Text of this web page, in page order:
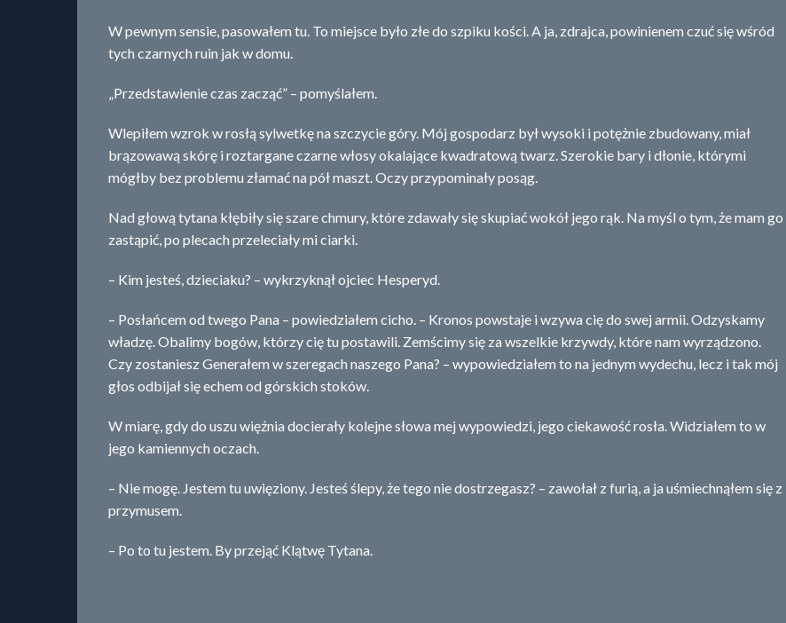
W pewnym sensie, pasowałem tu. To miejsce było złe do szpiku kości. A ja, zdrajca, powinienem czuć się wśród
tych czarnych ruin jak w domu.
„Przedstawienie czas zacząć” – pomyślałem.
Wlepiłem wzrok w rosłą sylwetkę na szczycie góry. Mój gospodarz był wysoki i potężnie zbudowany, miał
brązowawą skórę i roztargane czarne włosy okalające kwadratową twarz. Szerokie bary i dłonie, którymi
mógłby bez problemu złamać na pół maszt. Oczy przypominały posąg.
Nad głową tytana kłębiły się szare chmury, które zdawały się skupiać wokół jego rąk. Na myśl o tym, że mam go
zastąpić, po plecach przeleciały mi ciarki.
– Kim jesteś, dzieciaku? – wykrzyknął ojciec Hesperyd.
– Posłańcem od twego Pana – powiedziałem cicho. – Kronos powstaje i wzywa cię do swej armii. Odzyskamy
władzę. Obalimy bogów, którzy cię tu postawili. Zemścimy się za wszelkie krzywdy, które nam wyrządzono.
Czy zostaniesz Generałem w szeregach naszego Pana? – wypowiedziałem to na jednym wydechu, lecz i tak mój
głos odbijał się echem od górskich stoków.
W miarę, gdy do uszu więźnia docierały kolejne słowa mej wypowiedzi, jego ciekawość rosła. Widziałem to w
jego kamiennych oczach.
– Nie mogę. Jestem tu uwięziony. Jesteś ślepy, że tego nie dostrzegasz? – zawołał z furią, a ja uśmiechnąłem się z
przymusem.
– Po to tu jestem. By przejąć Klątwę Tytana.